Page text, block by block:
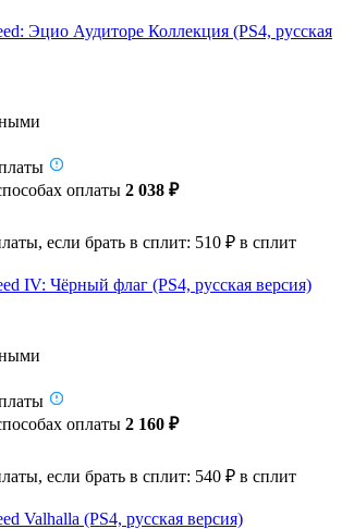
Эцио Аудиторе Коллекция (PS4, русская
оплаты 2 038 ₽
если брать в сплит: 510 ₽ в сплит
IV: Чёрный флаг (PS4, русская версия)
оплаты 2 160 ₽
если брать в сплит: 540 ₽ в сплит
Valhalla (PS4, русская версия)